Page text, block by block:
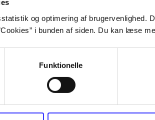
og optimering af
i bunden af siden. Du kan læse
Funktionelle